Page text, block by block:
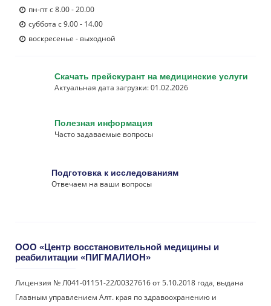
пн-пт с 8.00 - 20.00
суббота с 9.00 - 14.00
воскресенье - выходной
Скачать прейскурант на медицинские услуги
Актуальная дата загрузки: 01.02.2026
Полезная информация
Часто задаваемые вопросы
Подготовка к исследованиям
Отвечаем на ваши вопросы
ООО «Центр восстановительной медицины и
реабилитации «ПИГМАЛИОН»
Лицензия № Л041-01151-22/00327616 от 5.10.2018 года, выдана
Главным управлением Алт. края по здравоохранению и